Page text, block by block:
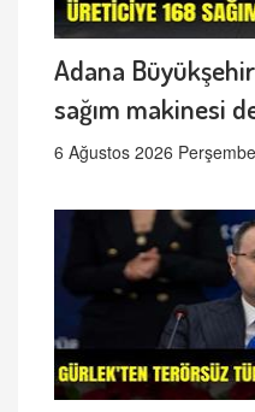
Adana
sağım makinesi
6 Ağustos 2026 Perşembe